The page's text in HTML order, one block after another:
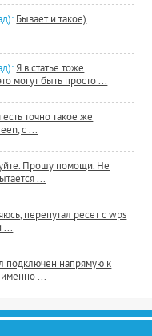
Бывает и такое)
Я в статье тоже
могут быть просто ...
точно такое же
с ...
Прошу помощи. Не
...
перепутал ресет с wps
...
подключен напрямую к
именно ...